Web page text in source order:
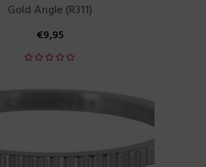
Gold Angle (R311)
€9,95